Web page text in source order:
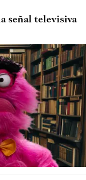
señal televisiva